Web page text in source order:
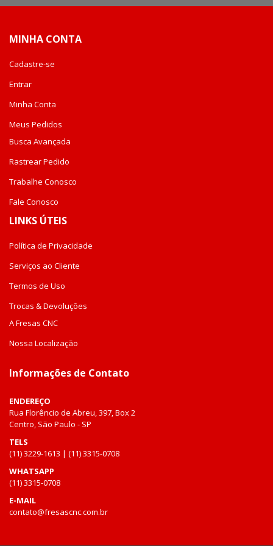
MINHA CONTA
Cadastre-se
Entrar
Minha Conta
Meus Pedidos
Busca Avançada
Rastrear Pedido
Trabalhe Conosco
Fale Conosco
LINKS ÚTEIS
Política de Privacidade
Serviços ao Cliente
Termos de Uso
Trocas & Devoluções
A Fresas CNC
Nossa Localização
Informações de Contato
ENDEREÇO
Rua Florêncio de Abreu, 397, Box 2
Centro, São Paulo - SP
TELS
(11) 3229-1613 | (11) 3315-0708
WHATSAPP
(11) 3315-0708
E-MAIL
contato@fresascnc.com.br